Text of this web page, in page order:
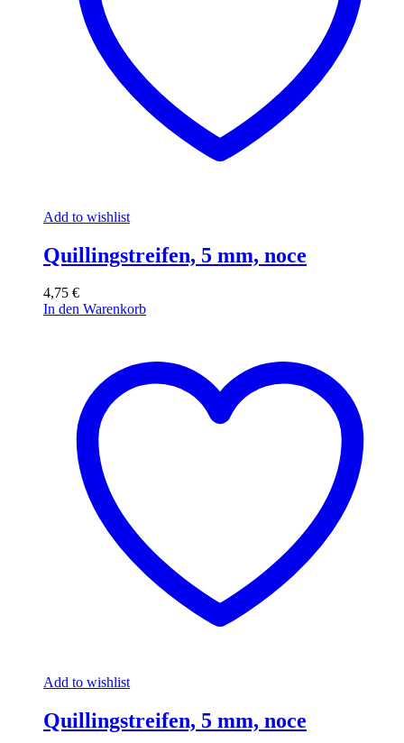
Add to wishlist
Quillingstreifen, 5 mm, noce
4,75 €
In den Warenkorb
Add to wishlist
Quillingstreifen, 5 mm, noce